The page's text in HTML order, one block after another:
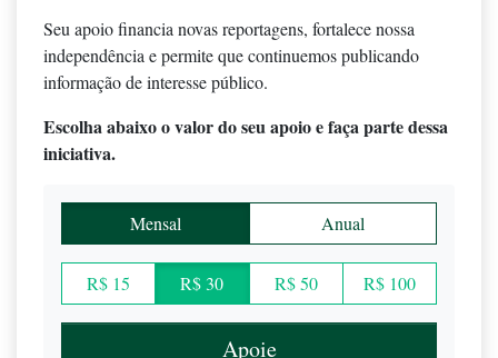
Seu apoio financia novas reportagens, fortalece nossa
independência e permite que continuemos publicando
informação de interesse público.
Escolha abaixo o valor do seu apoio e faça parte dessa
iniciativa.
Mensal Anual
R$ 15 R$ 30 R$ 50 R$ 100
Apoie